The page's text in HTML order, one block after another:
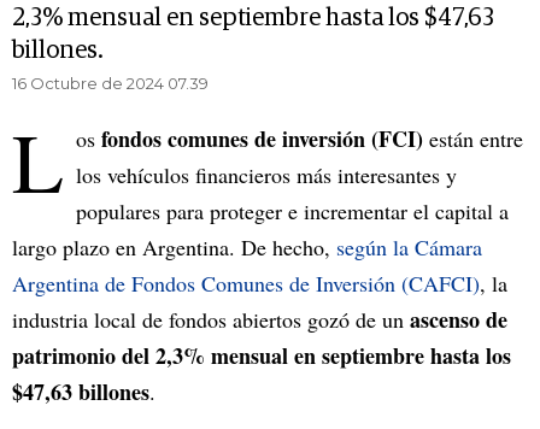
2,3% mensual en septiembre hasta los $47,63
billones.
16 Octubre de 2024 07.39
L os fondos comunes de inversión (FCI) están entre
los vehículos financieros más interesantes y
populares para proteger e incrementar el capital a
largo plazo en Argentina. De hecho, según la Cámara
Argentina de Fondos Comunes de Inversión (CAFCI), la
industria local de fondos abiertos gozó de un ascenso de
patrimonio del 2,3% mensual en septiembre hasta los
$47,63 billones.